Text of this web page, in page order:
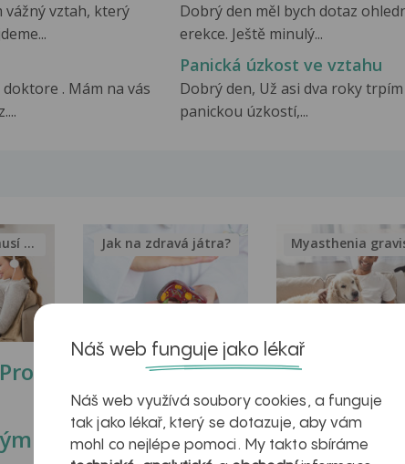
vážný vztah, který
Dobrý den měl bych dotaz
erekce. Ještě minulý...
. Mám na vás
Panická úzkost ve vztahu
Dobrý den, Už asi dva roky trpím
panickou úzkostí,...
Nevolnost nemusí být nutnou...
Ztukovatění
jater v datech a
obrazech
Jak na zdravá játra?
Inovativní
léčba
myastenie –
Náš web funguje jako lékař
Náš web využívá soubory cookies, a funguje
tak jako lékař, který se dotazuje, aby vám
mohl co nejlépe pomoci. My takto sbíráme